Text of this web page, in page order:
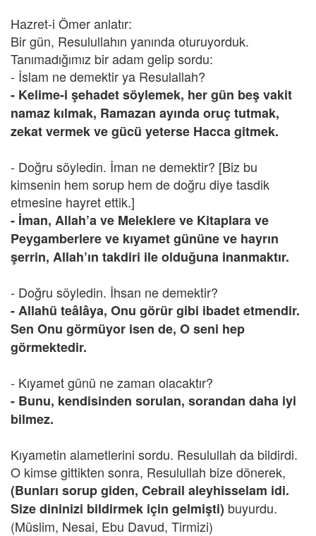
Hazret-i Ömer anlatır:
Bir gün, Resulullahın yanında oturuyorduk.
Tanımadığımız bir adam gelip sordu:
- İslam ne demektir ya Resulallah?
- Kelime-i şehadet söylemek, her gün beş vakit
namaz kılmak, Ramazan ayında oruç tutmak,
zekat vermek ve gücü yeterse Hacca gitmek.
- Doğru söyledin. İman ne demektir? [Biz bu
kimsenin hem sorup hem de doğru diye tasdik
etmesine hayret ettik.]
- İman, Allah’a ve Meleklere ve Kitaplara ve
Peygamberlere ve kıyamet gününe ve hayrın
şerrin, Allah’ın takdiri ile olduğuna inanmaktır.
- Doğru söyledin. İhsan ne demektir?
- Allahü teâlâya, Onu görür gibi ibadet etmendir.
Sen Onu görmüyor isen de, O seni hep
görmektedir.
- Kıyamet günü ne zaman olacaktır?
- Bunu, kendisinden sorulan, sorandan daha iyi
bilmez.
Kıyametin alametlerini sordu. Resulullah da bildirdi.
O kimse gittikten sonra, Resulullah bize dönerek,
(Bunları sorup giden, Cebrail aleyhisselam idi.
Size dininizi bildirmek için gelmişti) buyurdu.
(Müslim, Nesai, Ebu Davud, Tirmizi)